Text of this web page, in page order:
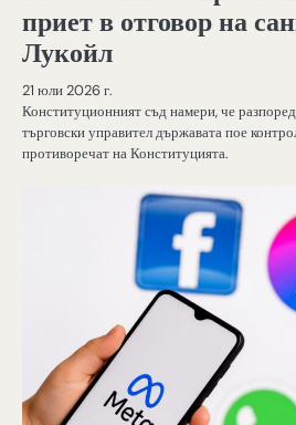
приет в отговор на
Лукойл
21 юли 2026 г.
Конституционният съд намери, че
търговски управител държавата пое
противоречат на Конституцията.